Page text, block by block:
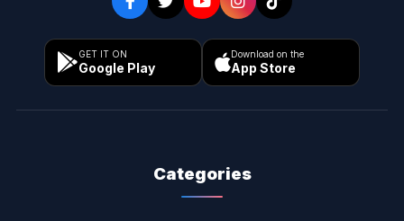
GET IT ON
Google Play
Download on the
App Store
Categories